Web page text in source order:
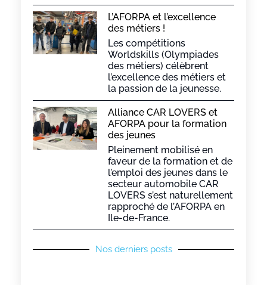
L’AFORPA et l’excellence
des métiers !
Les compétitions
Worldskills (Olympiades
des métiers) célèbrent
l’excellence des métiers et
la passion de la jeunesse.
Alliance CAR LOVERS et
AFORPA pour la formation
des jeunes
Pleinement mobilisé en
faveur de la formation et de
l’emploi des jeunes dans le
secteur automobile CAR
LOVERS s’est naturellement
rapproché de l’AFORPA en
Ile-de-France.
Nos derniers posts